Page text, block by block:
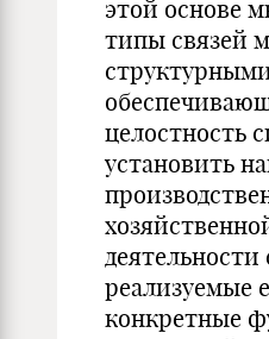
этой основе
типы связей
целостность
установить
реализуемые
конкретные